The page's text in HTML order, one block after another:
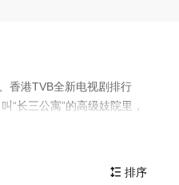
香港TVB全新电视剧排行
“长三公寓”的高级妓院里，
关系，一个一边与多个男人
 排序